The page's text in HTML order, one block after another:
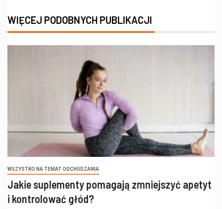
WIĘCEJ PODOBNYCH PUBLIKACJI
WSZYSTKO NA TEMAT ODCHUDZANIA
Jakie suplementy pomagają zmniejszyć apetyt
i kontrolować głód?